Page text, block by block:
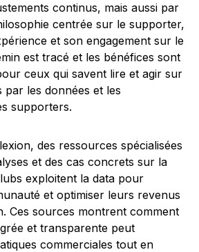
continus, mais aussi par
centrée sur le supporter,
et son engagement sur le
est tracé et les bénéfices sont
ceux qui savent lire et agir sur
par les données et les
supporters.
des ressources spécialisées
et des cas concrets sur la
exploitent la data pour
et optimiser leurs revenus
Ces sources montrent comment
et transparente peut
commerciales tout en